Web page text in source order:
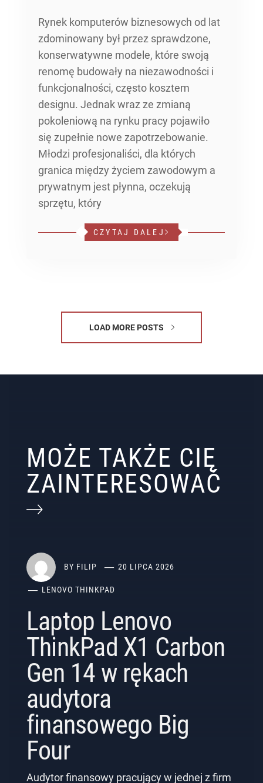
Rynek komputerów biznesowych od lat
zdominowany był przez sprawdzone,
konserwatywne modele, które swoją
renomę budowały na niezawodności i
funkcjonalności, często kosztem
designu. Jednak wraz ze zmianą
pokoleniową na rynku pracy pojawiło
się zupełnie nowe zapotrzebowanie.
Młodzi profesjonaliści, dla których
granica między życiem zawodowym a
prywatnym jest płynna, oczekują
sprzętu, który
CZYTAJ DALEJ
LOAD MORE POSTS
MOŻE TAKŻE CIĘ
ZAINTERESOWAĆ
BY FILIP 20 LIPCA 2026
LENOVO THINKPAD
Laptop Lenovo
ThinkPad X1 Carbon
Gen 14 w rękach
audytora
finansowego Big
Four
Audytor finansowy pracujący w jednej z firm